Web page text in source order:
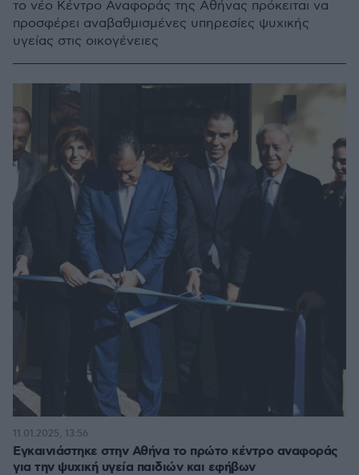
το νέο Κέντρο Αναφοράς της Αθήνας πρόκειται να
προσφέρει αναβαθμισμένες υπηρεσίες ψυχικής
υγείας στις οικογένειες
Εγκαινιάστηκε στην Αθήνα το πρώτο κέντρο αναφοράς
για την ψυχική υγεία παιδιών και εφήβων
11.01.2025, 13:56